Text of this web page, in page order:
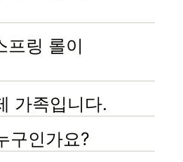
프링 롤이
가족입니다.
구인가요?